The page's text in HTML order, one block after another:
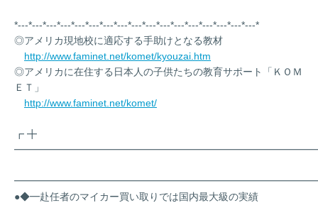
*---*---*---*---*---*---*---*---*---*---*---*---*---*---*---*---*---*
◎アメリカ現地校に適応する手助けとなる教材
http://www.faminet.net/komet/kyouzai.htm
◎アメリカに在住する日本人の子供たちの教育サポート「ＫＯＭ
ＥＴ」
http://www.faminet.net/komet/
┏ ╋
●◆━赴任者のマイカー買い取りでは国内最大級の実績